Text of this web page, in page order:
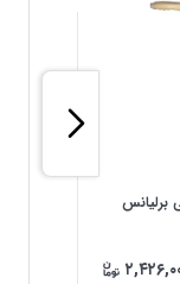
برلیانس